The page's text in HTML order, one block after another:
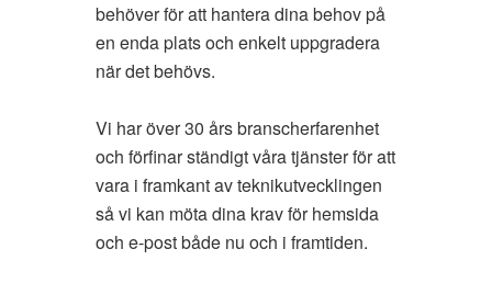
behöver för att hantera dina behov på
en enda plats och enkelt uppgradera
när det behövs.
Vi har över 30 års branscherfarenhet
och förfinar ständigt våra tjänster för att
vara i framkant av teknikutvecklingen
så vi kan möta dina krav för hemsida
och e-post både nu och i framtiden.